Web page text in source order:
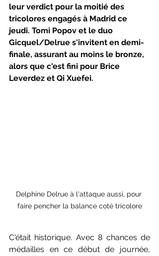
leur verdict pour la moitié des
tricolores engagés à Madrid ce
jeudi. Tomi Popov et le duo
Gicquel/Delrue s'invitent en demi-
finale, assurant au moins le bronze,
alors que c'est fini pour Brice
Leverdez et Qi Xuefei.
Delphine Delrue à l'attaque aussi, pour
faire pencher la balance coté tricolore
C'était historique. Avec 8 chances de
médailles en ce début de journée,